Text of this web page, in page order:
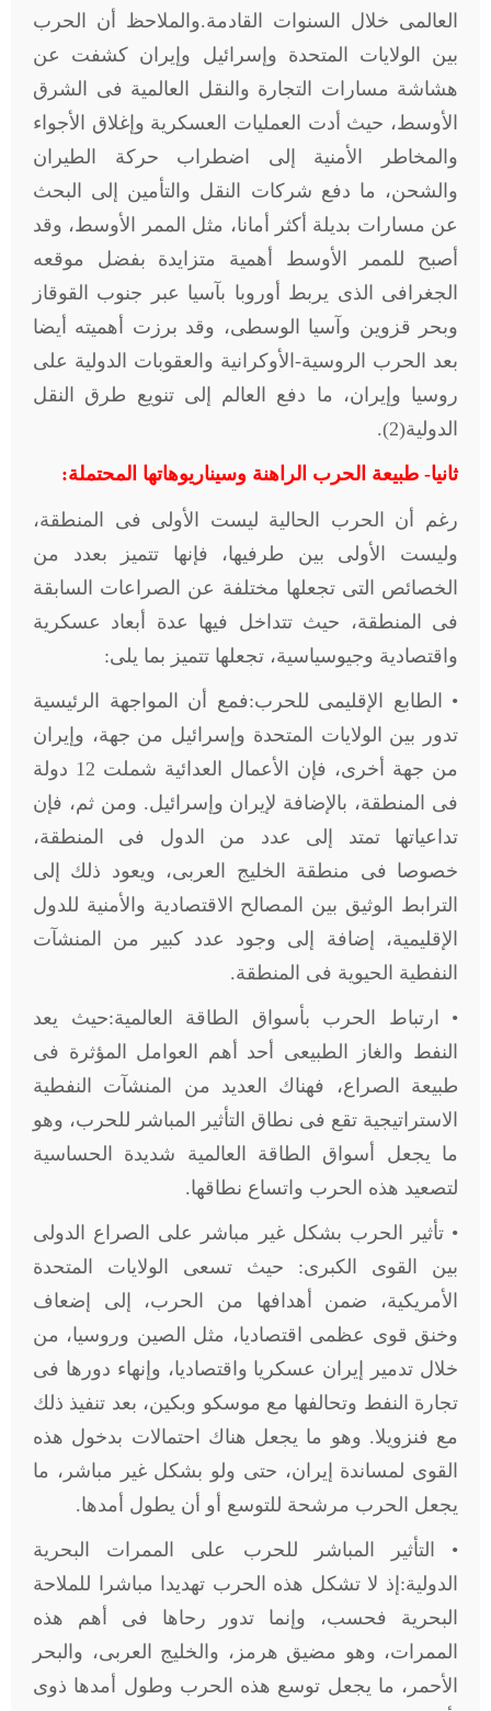
العالمى خلال السنوات القادمة.والملاحظ أن الحرب
بين الولايات المتحدة وإسرائيل وإيران كشفت عن
هشاشة مسارات التجارة والنقل العالمية فى الشرق
الأوسط، حيث أدت العمليات العسكرية وإغلاق الأجواء
والمخاطر الأمنية إلى اضطراب حركة الطيران
والشحن، ما دفع شركات النقل والتأمين إلى البحث
عن مسارات بديلة أكثر أمانا، مثل الممر الأوسط، وقد
أصبح للممر الأوسط أهمية متزايدة بفضل موقعه
الجغرافى الذى يربط أوروبا بآسيا عبر جنوب القوقاز
وبحر قزوين وآسيا الوسطى، وقد برزت أهميته أيضا
بعد الحرب الروسية-الأوكرانية والعقوبات الدولية على
روسيا وإيران، ما دفع العالم إلى تنويع طرق النقل
الدولية(2).
ثانيا- طبيعة الحرب الراهنة وسيناريوهاتها المحتملة:
رغم أن الحرب الحالية ليست الأولى فى المنطقة،
وليست الأولى بين طرفيها، فإنها تتميز بعدد من
الخصائص التى تجعلها مختلفة عن الصراعات السابقة
فى المنطقة، حيث تتداخل فيها عدة أبعاد عسكرية
واقتصادية وجيوسياسية، تجعلها تتميز بما يلى:
• الطابع الإقليمى للحرب:فمع أن المواجهة الرئيسية
تدور بين الولايات المتحدة وإسرائيل من جهة، وإيران
من جهة أخرى، فإن الأعمال العدائية شملت 12 دولة
فى المنطقة، بالإضافة لإيران وإسرائيل. ومن ثم، فإن
تداعياتها تمتد إلى عدد من الدول فى المنطقة،
خصوصا فى منطقة الخليج العربى، ويعود ذلك إلى
الترابط الوثيق بين المصالح الاقتصادية والأمنية للدول
الإقليمية، إضافة إلى وجود عدد كبير من المنشآت
النفطية الحيوية فى المنطقة.
• ارتباط الحرب بأسواق الطاقة العالمية:حيث يعد
النفط والغاز الطبيعى أحد أهم العوامل المؤثرة فى
طبيعة الصراع، فهناك العديد من المنشآت النفطية
الاستراتيجية تقع فى نطاق التأثير المباشر للحرب، وهو
ما يجعل أسواق الطاقة العالمية شديدة الحساسية
لتصعيد هذه الحرب واتساع نطاقها.
• تأثير الحرب بشكل غير مباشر على الصراع الدولى
بين القوى الكبرى: حيث تسعى الولايات المتحدة
الأمريكية، ضمن أهدافها من الحرب، إلى إضعاف
وخنق قوى عظمى اقتصاديا، مثل الصين وروسيا، من
خلال تدمير إيران عسكريا واقتصاديا، وإنهاء دورها فى
تجارة النفط وتحالفها مع موسكو وبكين، بعد تنفيذ ذلك
مع فنزويلا. وهو ما يجعل هناك احتمالات بدخول هذه
القوى لمساندة إيران، حتى ولو بشكل غير مباشر، ما
يجعل الحرب مرشحة للتوسع أو أن يطول أمدها.
• التأثير المباشر للحرب على الممرات البحرية
الدولية:إذ لا تشكل هذه الحرب تهديدا مباشرا للملاحة
البحرية فحسب، وإنما تدور رحاها فى أهم هذه
الممرات، وهو مضيق هرمز، والخليج العربى، والبحر
الأحمر، ما يجعل توسع هذه الحرب وطول أمدها ذوى